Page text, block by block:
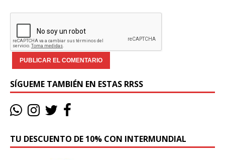
SÍGUEME TAMBIÉN EN ESTAS RRSS
TU DESCUENTO DE 10% CON INTERMUNDIAL